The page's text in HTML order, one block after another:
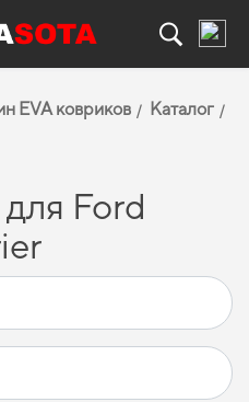
EVA ковриков
Каталог
Ford